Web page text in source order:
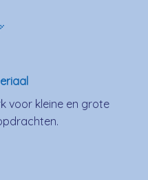
voor kleine en grote